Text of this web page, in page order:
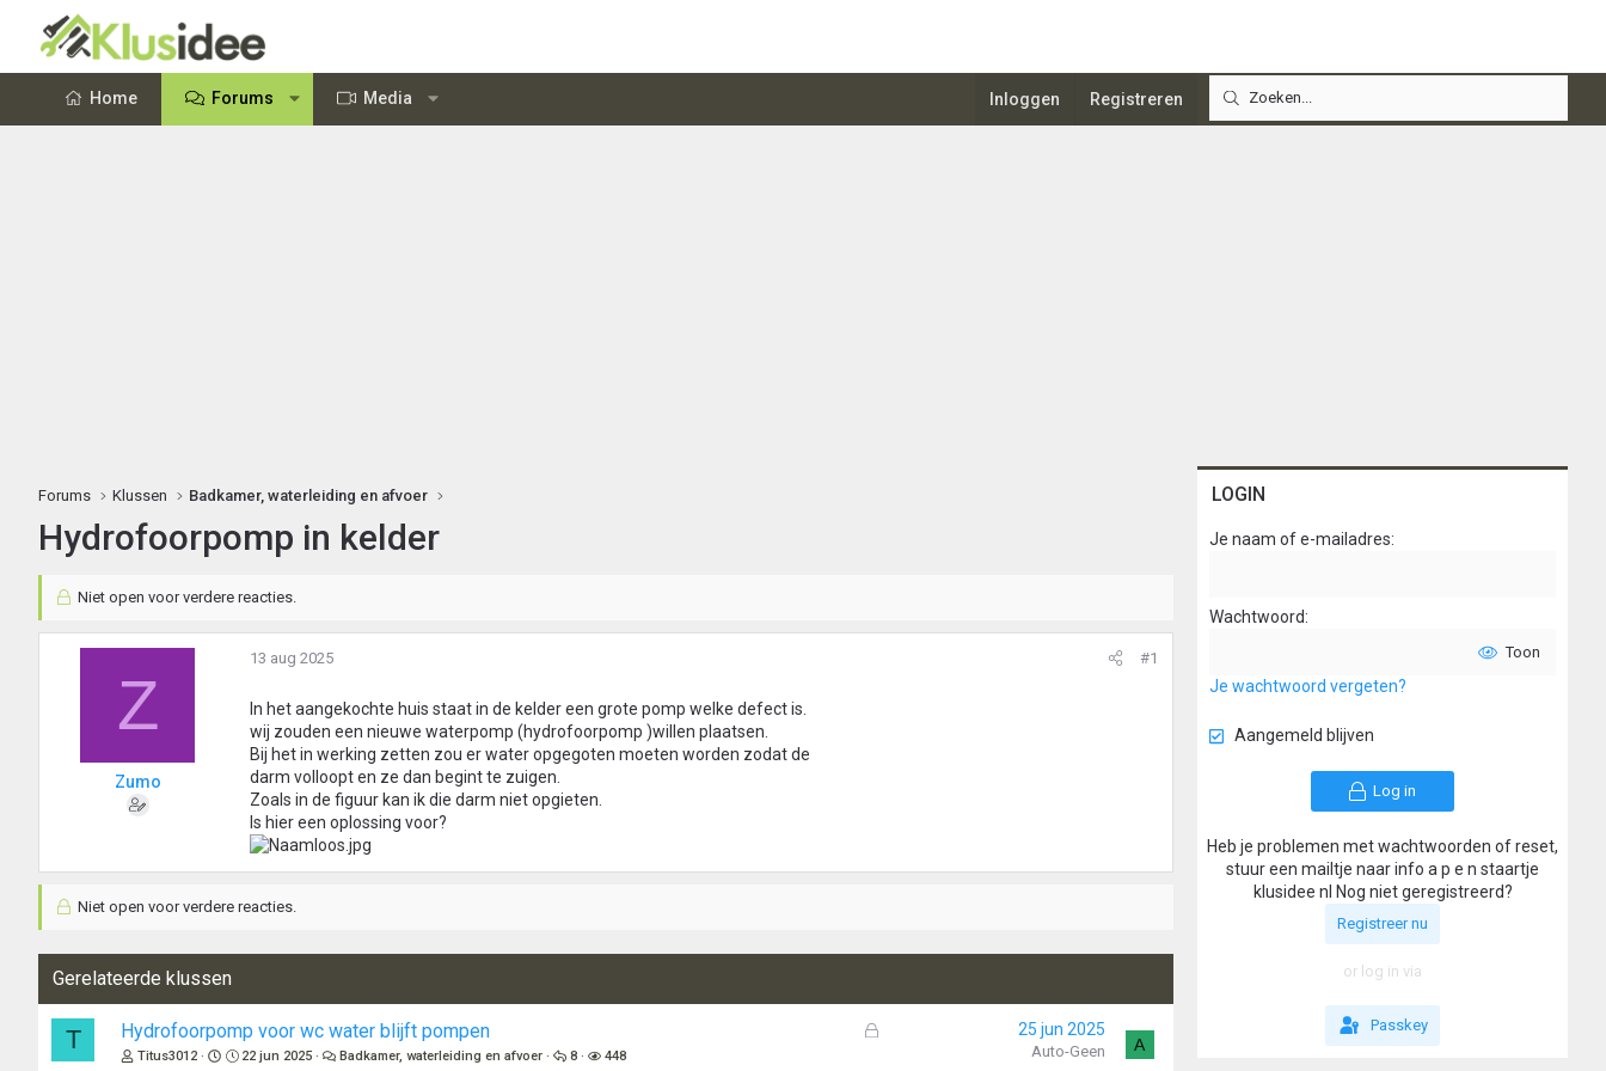
Home Forums Media Inloggen Registreren
Forums Klussen Badkamer, waterleiding en afvoer
Hydrofoorpomp in kelder
Niet open voor verdere reacties.
Z
Zumo
13 aug 2025 #1
In het aangekochte huis staat in de kelder een grote pomp welke defect is.
wij zouden een nieuwe waterpomp (hydrofoorpomp )willen plaatsen.
Bij het in werking zetten zou er water opgegoten moeten worden zodat de
darm volloopt en ze dan begint te zuigen.
Zoals in de figuur kan ik die darm niet opgieten.
Is hier een oplossing voor?
Niet open voor verdere reacties.
Gerelateerde klussen
T
G
Hydrofoorpomp voor wc water blijft pompen
Titus3012 22 jun 2025 Badkamer, waterleiding en afvoer 8 448
25 jun 2025
Auto-Geen A
LOGIN
Je naam of e-mailadres
Wachtwoord
Toon
Je wachtwoord vergeten?
Aangemeld blijven
Log in
Heb je problemen met wachtwoorden of reset,
stuur een mailtje naar info a p e n staartje
klusidee nl Nog niet geregistreerd?
Registreer nu
or log in via
Passkey